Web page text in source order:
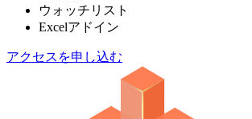
ウォッチリスト
Excelアドイン
アクセスを申し込む